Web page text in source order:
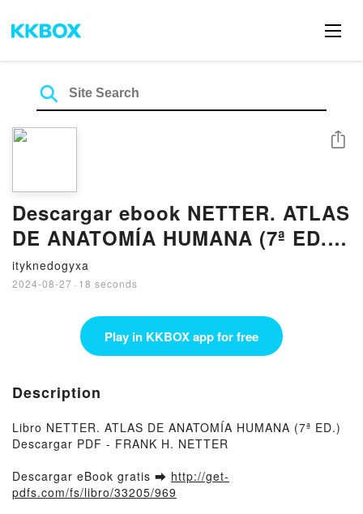
Descargar ebook NETTER. ATLAS
DE ANATOMÍA HUMANA (7ª ED.) |
Descarga Libros Gratis (PDF -
EPUB)
ityknedogyxa
2024-08-27 · 18 seconds
Share
Play in KKBOX app for free
Description
Libro NETTER. ATLAS DE ANATOMÍA HUMANA (7ª ED.)
Descargar PDF - FRANK H. NETTER
Descargar eBook gratis ➡ http://get-
pdfs.com/fs/libro/33205/969